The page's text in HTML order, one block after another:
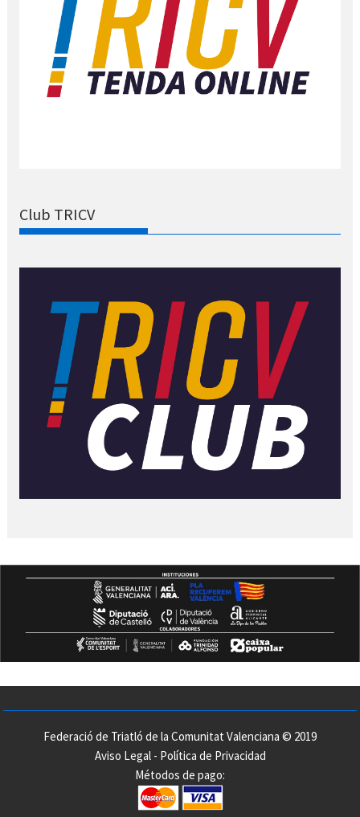
Club TRICV
Federació de Triatló de la Comunitat Valenciana © 2019
Aviso Legal- Política de Privacidad
Métodos de pago: